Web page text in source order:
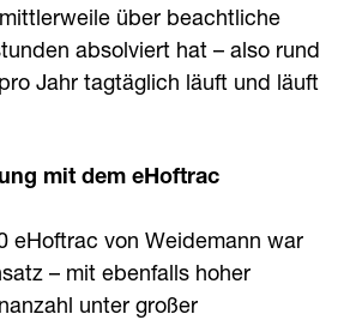
über beachtliche
absolviert hat – also rund
Jahr tagtäglich läuft und läuft
mit dem eHoftrac
eHoftrac von Weidemann war
– mit ebenfalls hoher
unter großer